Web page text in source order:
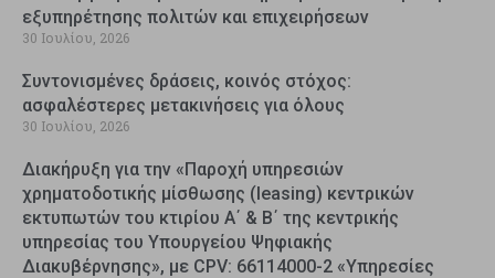
εξυπηρέτησης πολιτών και επιχειρήσεων
30 Ιουλίου, 2026
Συντονισμένες δράσεις, κοινός στόχος:
ασφαλέστερες μετακινήσεις για όλους
30 Ιουλίου, 2026
Διακήρυξη για την «Παροχή υπηρεσιών
χρηματοδοτικής μίσθωσης (leasing) κεντρικών
εκτυπωτών του κτιρίου Α΄ & Β΄ της κεντρικής
υπηρεσίας του Υπουργείου Ψηφιακής
Διακυβέρνησης», με CPV: 66114000-2 «Υπηρεσίες